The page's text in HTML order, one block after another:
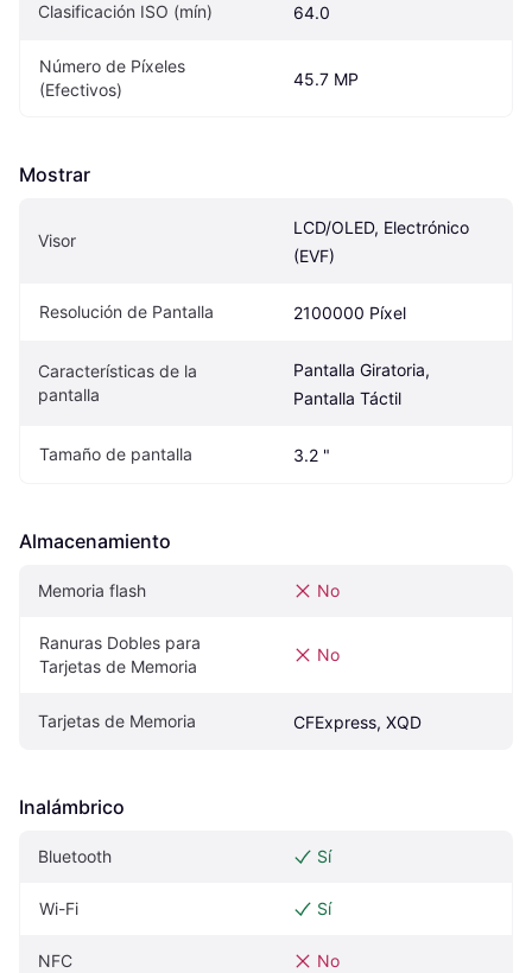
Clasificación ISO (mín) 64.0
Número de Píxeles
(Efectivos)
45.7 MP
Mostrar
Visor
LCD/OLED, Electrónico
(EVF)
Resolución de Pantalla 2100000 Píxel
Características de la
pantalla
Pantalla Giratoria,
Pantalla Táctil
Tamaño de pantalla 3.2 "
Almacenamiento
Memoria flash No
Ranuras Dobles para
Tarjetas de Memoria
No
Tarjetas de Memoria CFExpress, XQD
Inalámbrico
Bluetooth Sí
Wi-Fi Sí
NFC No